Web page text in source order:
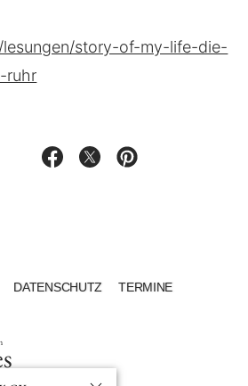
lesungen/story-of-my-life-die-
ruhr
DATENSCHUTZ TERMINE